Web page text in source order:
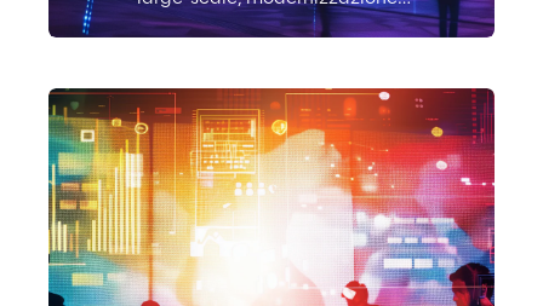
applicativa e Data Governance.